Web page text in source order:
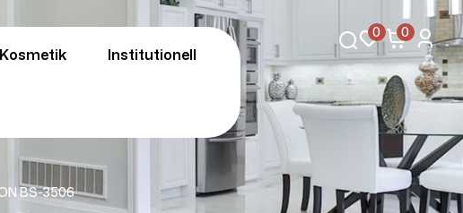
Kosmetik Institutionell
0 0
BS-3506